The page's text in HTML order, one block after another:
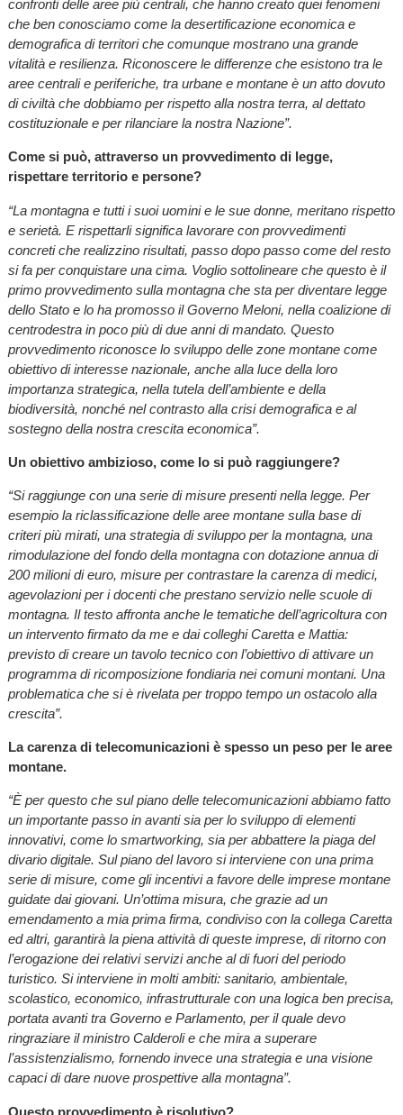
confronti delle aree più centrali, che hanno creato quei fenomeni
che ben conosciamo come la desertificazione economica e
demografica di territori che comunque mostrano una grande
vitalità e resilienza. Riconoscere le differenze che esistono tra le
aree centrali e periferiche, tra urbane e montane è un atto dovuto
di civiltà che dobbiamo per rispetto alla nostra terra, al dettato
costituzionale e per rilanciare la nostra Nazione”.
Come si può, attraverso un provvedimento di legge,
rispettare territorio e persone?
“La montagna e tutti i suoi uomini e le sue donne, meritano rispetto
e serietà. E rispettarli significa lavorare con provvedimenti
concreti che realizzino risultati, passo dopo passo come del resto
si fa per conquistare una cima. Voglio sottolineare che questo è il
primo provvedimento sulla montagna che sta per diventare legge
dello Stato e lo ha promosso il Governo Meloni, nella coalizione di
centrodestra in poco più di due anni di mandato. Questo
provvedimento riconosce lo sviluppo delle zone montane come
obiettivo di interesse nazionale, anche alla luce della loro
importanza strategica, nella tutela dell’ambiente e della
biodiversità, nonché nel contrasto alla crisi demografica e al
sostegno della nostra crescita economica”.
Un obiettivo ambizioso, come lo si può raggiungere?
“Si raggiunge con una serie di misure presenti nella legge. Per
esempio la riclassificazione delle aree montane sulla base di
criteri più mirati, una strategia di sviluppo per la montagna, una
rimodulazione del fondo della montagna con dotazione annua di
200 milioni di euro, misure per contrastare la carenza di medici,
agevolazioni per i docenti che prestano servizio nelle scuole di
montagna. Il testo affronta anche le tematiche dell’agricoltura con
un intervento firmato da me e dai colleghi Caretta e Mattia:
previsto di creare un tavolo tecnico con l’obiettivo di attivare un
programma di ricomposizione fondiaria nei comuni montani. Una
problematica che si è rivelata per troppo tempo un ostacolo alla
crescita”.
La carenza di telecomunicazioni è spesso un peso per le aree
montane.
“È per questo che sul piano delle telecomunicazioni abbiamo fatto
un importante passo in avanti sia per lo sviluppo di elementi
innovativi, come lo smartworking, sia per abbattere la piaga del
divario digitale. Sul piano del lavoro si interviene con una prima
serie di misure, come gli incentivi a favore delle imprese montane
guidate dai giovani. Un’ottima misura, che grazie ad un
emendamento a mia prima firma, condiviso con la collega Caretta
ed altri, garantirà la piena attività di queste imprese, di ritorno con
l’erogazione dei relativi servizi anche al di fuori del periodo
turistico. Si interviene in molti ambiti: sanitario, ambientale,
scolastico, economico, infrastrutturale con una logica ben precisa,
portata avanti tra Governo e Parlamento, per il quale devo
ringraziare il ministro Calderoli e che mira a superare
l’assistenzialismo, fornendo invece una strategia e una visione
capaci di dare nuove prospettive alla montagna”.
Questo provvedimento è risolutivo?